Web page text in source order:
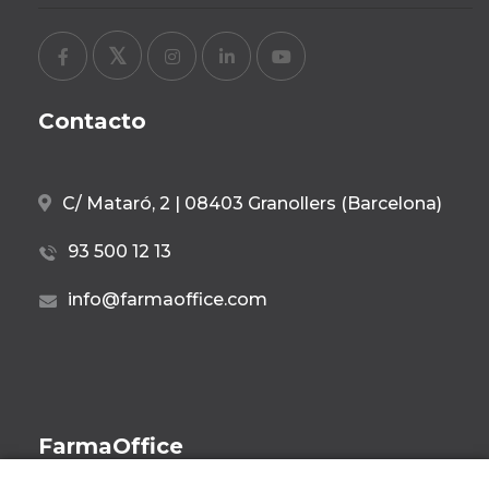
Contacto
C/ Mataró, 2 | 08403 Granollers (Barcelona)
93 500 12 13
info@farmaoffice.com
FarmaOffice